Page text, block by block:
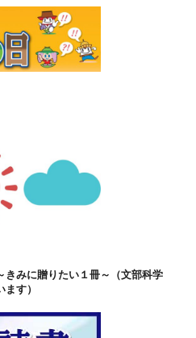
みに贈りたい１冊～（文部科学
す）